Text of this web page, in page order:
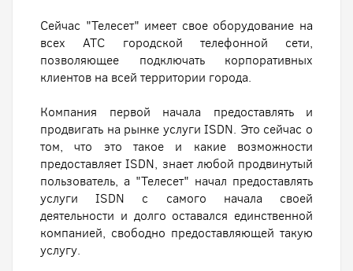
Сейчас "Телесет" имеет свое оборудование на
всех АТС городской телефонной сети,
позволяющее подключать корпоративных
клиентов на всей территории города.
Компания первой начала предоставлять и
продвигать на рынке услуги ISDN. Это сейчас о
том, что это такое и какие возможности
предоставляет ISDN, знает любой продвинутый
пользователь, а "Телесет" начал предоставлять
услуги ISDN с самого начала своей
деятельности и долго оставался единственной
компанией, свободно предоставляющей такую
услугу.